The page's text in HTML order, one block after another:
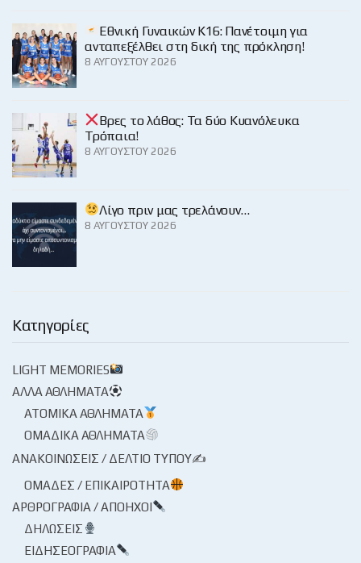
Εθνική Γυναικών Κ16: Πανέτοιμη για
ανταπεξέλθει στη δική της πρόκληση!
8 ΑΥΓΟΎΣΤΟΥ 2026
Βρες το λάθος: Τα δύο Κυανόλευκα
Τρόπαια!
8 ΑΥΓΟΎΣΤΟΥ 2026
Λίγο πριν μας τρελάνουν…
8 ΑΥΓΟΎΣΤΟΥ 2026
Κατηγορίες
LIGHT MEMORIES
ΆΛΛΑ ΑΘΛΉΜΑΤΑ
ΑΤΟΜΙΚΆ ΑΘΛΉΜΑΤΑ
ΟΜΑΔΙΚΆ ΑΘΛΉΜΑΤΑ
ΑΝΑΚΟΙΝΏΣΕΙΣ / ΔΕΛΤΊΟ ΤΎΠΟΥ✍
ΟΜΆΔΕΣ / ΕΠΙΚΑΙΡΌΤΗΤΑ
ΑΡΘΡΟΓΡΑΦΊΑ / ΑΠΌΗΧΟΙ
ΔΗΛΏΣΕΙΣ
ΕΙΔΗΣΕΟΓΡΑΦΊΑ